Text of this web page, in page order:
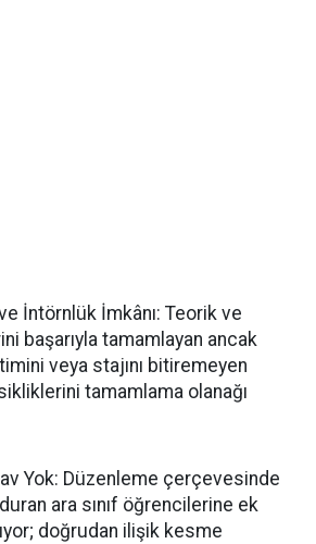
İntörnlük İmkânı: Teorik ve
başarıyla tamamlayan ancak
veya stajını bitiremeyen
tamamlama olanağı
Yok: Düzenleme çerçevesinde
ara sınıf öğrencilerine ek
doğrudan ilişik kesme